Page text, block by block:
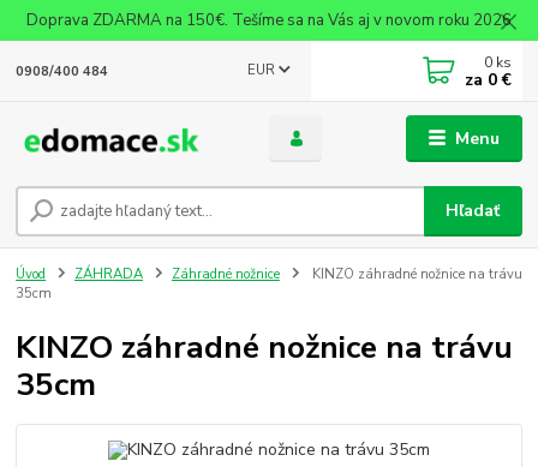
Doprava ZDARMA na 150€. Tešíme sa na Vás aj v novom roku 2026
Menu
EUR
Hľadať
0908/400 484 0 ks
za 0 €
Úvod ZÁHRADA Záhradné nožnice
KINZO záhradné nožnice na trávu
35cm
KINZO záhradné nožnice na trávu
35cm